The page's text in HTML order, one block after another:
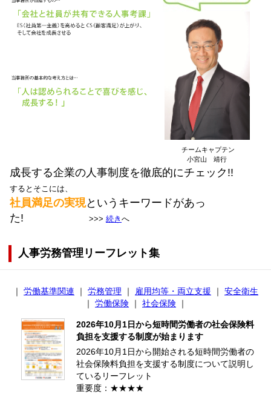
チームキャプテン
小宮山 靖行
成長する企業の人事制度を徹底的にチェック!!
するとそこには、
社員満足の実現というキーワードがあっ
た!
>>> 続き へ
人事労務管理リーフレット集
｜ 労働基準関連 ｜ 労務管理 ｜ 雇用均等・両立支援 ｜ 安全衛生
｜ 労働保険 ｜ 社会保険 ｜
2026年10月1日から短時間労働者の社会保険料
負担を支援する制度が始まります
2026年10月1日から開始される短時間労働者の
社会保険料負担を支援する制度について説明し
ているリーフレット
重要度：★★★★